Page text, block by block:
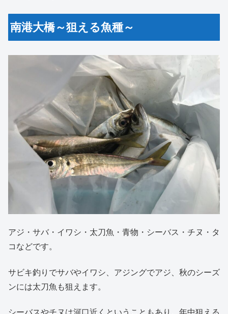
南港大橋～狙える魚種～
アジ・サバ・イワシ・太刀魚・青物・シーバス・チヌ・タ
コなどです。
サビキ釣りでサバやイワシ、アジングでアジ、秋のシーズ
ンには太刀魚も狙えます。
シーバスやチヌは河口近くということもあり、年中狙える